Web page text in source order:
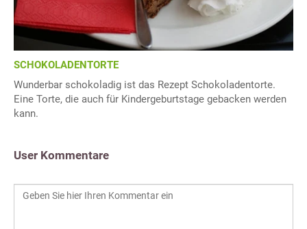
SCHOKOLADENTORTE
Wunderbar schokoladig ist das Rezept Schokoladentorte.
Eine Torte, die auch für Kindergeburtstage gebacken werden
kann.
User Kommentare